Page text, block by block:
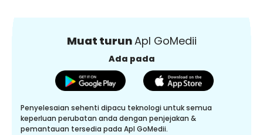
Muat turunApl GoMedii
Ada pada
Penyelesaian sehenti dipacu teknologi untuk semua
keperluan perubatan anda dengan penjejakan &
pemantauan tersedia pada Apl GoMedii.